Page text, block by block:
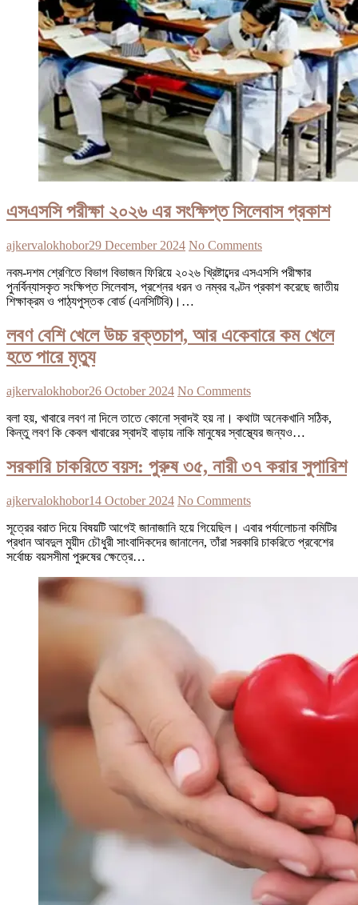
এসএসসি পরীক্ষা ২০২৬ এর সংক্ষিপ্ত সিলেবাস প্রকাশ
ajkervalokhobor29 December 2024 No Comments
নবম-দশম শ্রেণিতে বিভাগ বিভাজন ফিরিয়ে ২০২৬ খ্রিষ্টাব্দের এসএসসি পরীক্ষার
পুনর্বিন্যাসকৃত সংক্ষিপ্ত সিলেবাস, প্রশ্নের ধরন ও নম্বর বণ্টন প্রকাশ করেছে জাতীয়
শিক্ষাক্রম ও পাঠ্যপুস্তক বোর্ড (এনসিটিবি)।…
লবণ বেশি খেলে উচ্চ রক্তচাপ, আর একেবারে কম খেলে
হতে পারে মৃত্যু
ajkervalokhobor26 October 2024 No Comments
বলা হয়, খাবারে লবণ না দিলে তাতে কোনো স্বাদই হয় না। কথাটা অনেকখানি সঠিক,
কিন্তু লবণ কি কেবল খাবারের স্বাদই বাড়ায় নাকি মানুষের স্বাস্থ্যের জন্যও…
সরকারি চাকরিতে বয়স: পুরুষ ৩৫, নারী ৩৭ করার সুপারিশ
ajkervalokhobor14 October 2024 No Comments
সূত্রের বরাত দিয়ে বিষয়টি আগেই জানাজানি হয়ে গিয়েছিল। এবার পর্যালোচনা কমিটির
প্রধান আবদুল মুয়ীদ চৌধুরী সাংবাদিকদের জানালেন, তাঁরা সরকারি চাকরিতে প্রবেশের
সর্বোচ্চ বয়সসীমা পুরুষের ক্ষেত্রে…